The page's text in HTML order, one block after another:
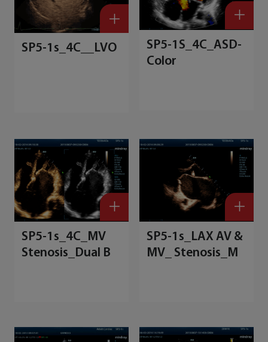
SP5-1s_4C__LVO
SP5-1S_4C_ASD-
Color
SP5-1s_4C_MV
Stenosis_Dual B
SP5-1s_LAX AV &
MV_ Stenosis_M